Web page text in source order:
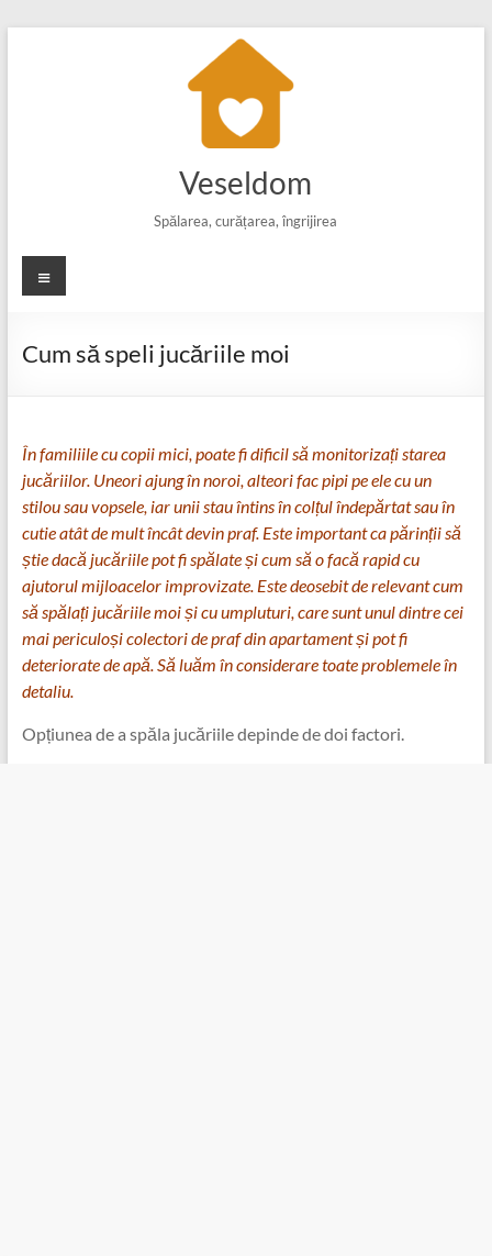
Veseldom
Spălarea, curățarea, îngrijirea
Meniu
Cum să speli jucăriile moi
În familiile cu copii mici, poate fi dificil să monitorizați starea
jucăriilor. Uneori ajung în noroi, alteori fac pipi pe ele cu un
stilou sau vopsele, iar unii stau întins în colțul îndepărtat sau în
cutie atât de mult încât devin praf. Este important ca părinții să
știe dacă jucăriile pot fi spălate și cum să o facă rapid cu
ajutorul mijloacelor improvizate. Este deosebit de relevant cum
să spălați jucăriile moi și cu umpluturi, care sunt unul dintre cei
mai periculoși colectori de praf din apartament și pot fi
deteriorate de apă. Să luăm în considerare toate problemele în
detaliu.
Opțiunea de a spăla jucăriile depinde de doi factori.